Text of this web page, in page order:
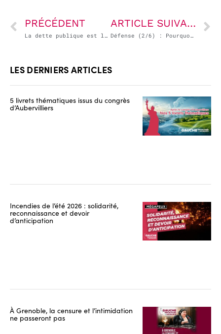
PRÉCÉDENT
La dette publique est le sang du néo-capitalisme
ARTICLE SUIVANT
Défense (2/6) : Pourquoi les marchés de défense alimentent un troc entre Européens et Américains
LES DERNIERS ARTICLES
5 livrets thématiques issus du congrès
d’Aubervilliers
Incendies de l’été 2026 : solidarité,
reconnaissance et devoir
d’anticipation
À Grenoble, la censure et l’intimidation
ne passeront pas